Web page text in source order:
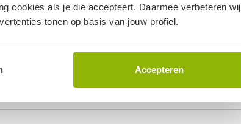
cookies als je die accepteert. Daarmee verbeteren wij
tonen op basis van jouw profiel.
Accepteren